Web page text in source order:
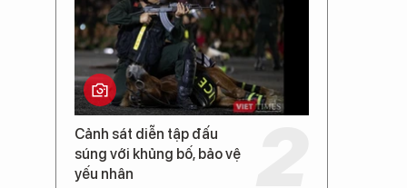
Cảnh sát diễn tập đấu
súng với khủng bố, bảo vệ
yếu nhân